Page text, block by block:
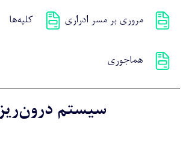
مروری بر مسر ادراری کلیه‌ها
هماجوری
سیستم درون‌ریز